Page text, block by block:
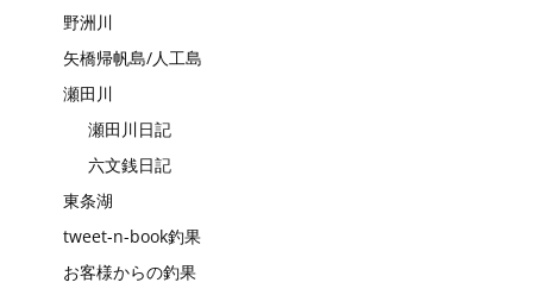
野洲川
矢橋帰帆島/人工島
瀬田川
瀬田川日記
六文銭日記
東条湖
tweet-n-book釣果
お客様からの釣果